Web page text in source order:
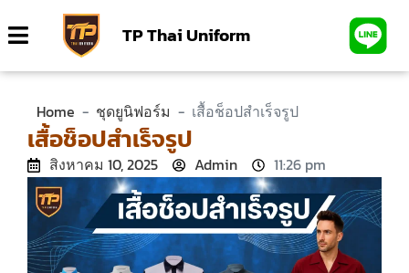
TP Thai Uniform
Home - ชุดยูนิฟอร์ม - เสื้อช็อปสำเร็จรูป
เสื้อช็อปสำเร็จรูป
สิงหาคม 10, 2025 Admin 11:26 pm